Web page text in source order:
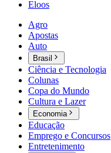
Eloos
Agro
Apostas
Auto
Brasil
Ciência e Tecnologia
Colunas
Copa do Mundo
Cultura e Lazer
Economia
Educação
Emprego e Concursos
Entretenimento